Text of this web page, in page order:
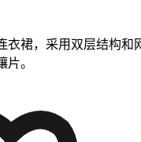
衣裙，采用双层结构和
片。